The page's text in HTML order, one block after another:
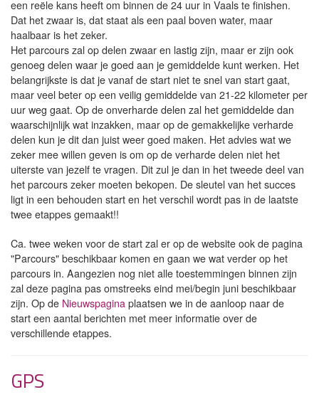
een reële kans heeft om binnen de 24 uur in Vaals te finishen.
Dat het zwaar is, dat staat als een paal boven water, maar
haalbaar is het zeker.
Het parcours zal op delen zwaar en lastig zijn, maar er zijn ook
genoeg delen waar je goed aan je gemiddelde kunt werken. Het
belangrijkste is dat je vanaf de start niet te snel van start gaat,
maar veel beter op een veilig gemiddelde van 21-22 kilometer per
uur weg gaat. Op de onverharde delen zal het gemiddelde dan
waarschijnlijk wat inzakken, maar op de gemakkelijke verharde
delen kun je dit dan juist weer goed maken. Het advies wat we
zeker mee willen geven is om op de verharde delen niet het
uiterste van jezelf te vragen. Dit zul je dan in het tweede deel van
het parcours zeker moeten bekopen. De sleutel van het succes
ligt in een behouden start en het verschil wordt pas in de laatste
twee etappes gemaakt!!
Ca. twee weken voor de start zal er op de website ook de pagina
"Parcours" beschikbaar komen en gaan we wat verder op het
parcours in. Aangezien nog niet alle toestemmingen binnen zijn
zal deze pagina pas omstreeks eind mei/begin juni beschikbaar
zijn. Op de Nieuwspagina plaatsen we in de aanloop naar de
start een aantal berichten met meer informatie over de
verschillende etappes.
GPS